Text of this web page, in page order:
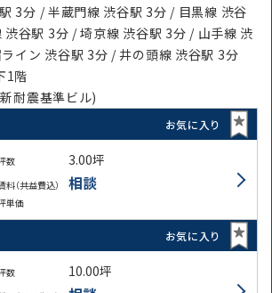
3分 / 半蔵門線 渋谷駅 3分 / 目黒線 渋谷
渋谷駅 3分 / 埼京線 渋谷駅 3分 / 山手線 渋
イン 渋谷駅 3分 / 井の頭線 渋谷駅 3分
1階
耐震基準ビル)
お気に入り
数 3.00坪
料（共益費込） 相談
単価
お気に入り
数 10.00坪